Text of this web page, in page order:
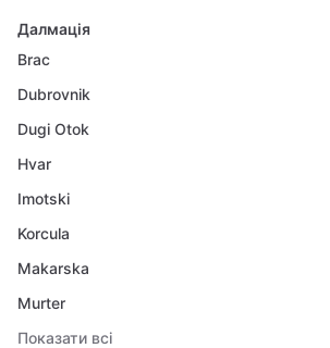
Далмація
Brac
Dubrovnik
Dugi Otok
Hvar
Imotski
Korcula
Makarska
Murter
Показати всі